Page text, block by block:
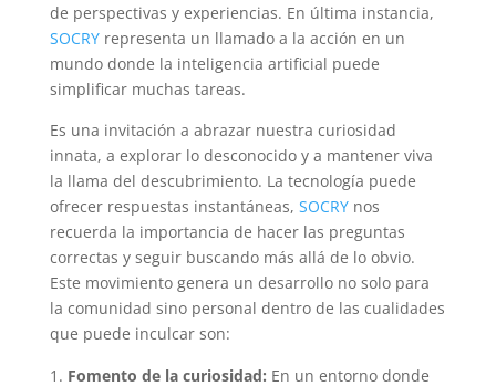
de perspectivas y experiencias. En última instancia,
SOCRYrepresenta un llamado a la acción en un
mundo donde la inteligencia artificial puede
simplificar muchas tareas.
Es una invitación a abrazar nuestra curiosidad
innata, a explorar lo desconocido y a mantener viva
la llama del descubrimiento. La tecnología puede
ofrecer respuestas instantáneas, SOCRYnos
recuerda la importancia de hacer las preguntas
correctas y seguir buscando más allá de lo obvio.
Este movimiento genera un desarrollo no solo para
la comunidad sino personal dentro de las cualidades
que puede inculcar son:
Fomento de la curiosidad: En un entorno donde